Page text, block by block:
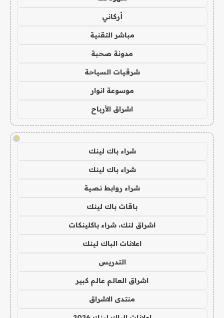
أركاني
مباشر التقنية
مدونة صحبة
شرقيات السياحة
موسوعة انوار
اشراق الأرباح
!
شراء باك لينك
شراء باك لينك
شراء روابط نصية
باقات باك لينك
اشراق لنك، شراء باكلينكات
اعلانات الباك لينك
التدريس
اشراق العالم عالم كبير
منتدى الاشراق